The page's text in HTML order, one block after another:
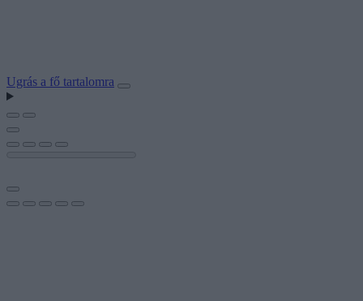
Ugrás a fő tartalomra